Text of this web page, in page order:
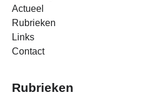
Actueel
Rubrieken
Links
Contact
Rubrieken